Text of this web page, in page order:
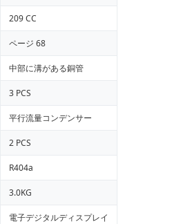
209 CC
ページ 68
中部に溝がある銅管
3 PCS
平行流量コンデンサー
2 PCS
R404a
3.0KG
電子デジタルディスプレイ